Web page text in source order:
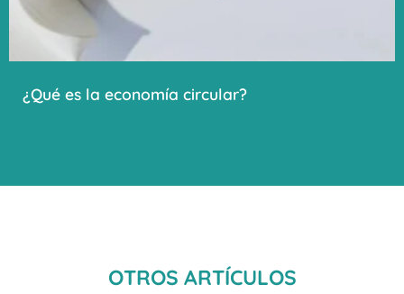
¿Qué es la economía circular?
OTROS ARTÍCULOS